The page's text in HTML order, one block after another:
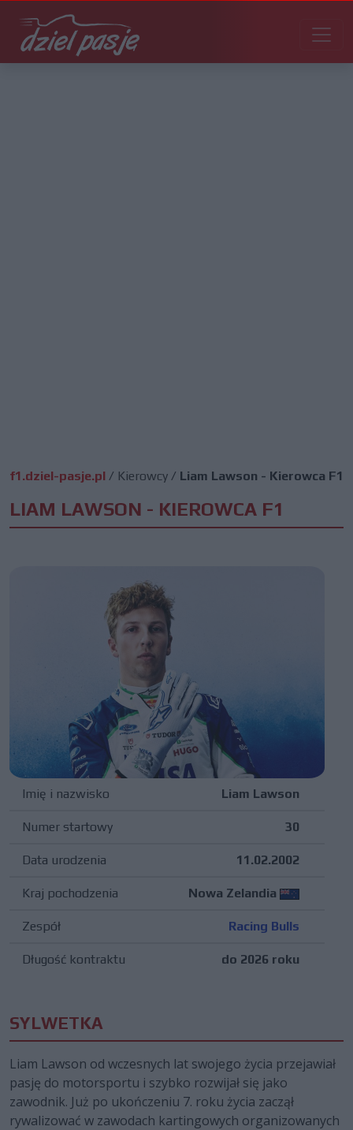
f1.dziel-pasje.pl / Kierowcy / Liam Lawson - Kierowca F1
LIAM LAWSON - KIEROWCA F1
Imię i nazwisko Liam Lawson
Numer startowy 30
Data urodzenia 11.02.2002
Kraj pochodzenia Nowa Zelandia
Zespół Racing Bulls
Długość kontraktu do 2026 roku
SYLWETKA
Liam Lawson od wczesnych lat swojego życia przejawiał
pasję do motorsportu i szybko rozwijał się jako
zawodnik. Już po ukończeniu 7. roku życia zaczął
rywalizować w zawodach kartingowych organizowanych